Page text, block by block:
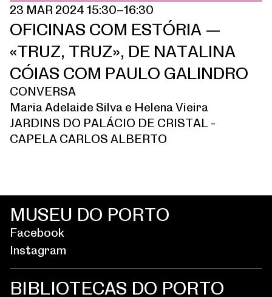
23 MAR 2024 15:30–16:30
OFICINAS COM ESTÓRIA —
«TRUZ, TRUZ», DE NATALINA
CÓIAS COM PAULO GALINDRO
CONVERSA
Maria Adelaide Silva e Helena Vieira
JARDINS DO PALÁCIO DE CRISTAL -
CAPELA CARLOS ALBERTO
MUSEU DO PORTO
Facebook
Instagram
BIBLIOTECAS DO PORTO